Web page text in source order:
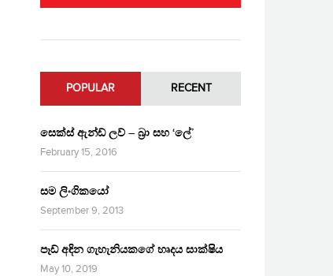
POPULAR RECENT
සෙක්ස් ඇන්ඩ් ලව් – බ්‍රා සහ ‘ලේ’
February 15, 2016
සම ලිංගිකයෝ
September 9, 2013
පෑඩ් අඳින ගැහැනියකගේ හෘදය සාක්ෂිය
May 10, 2019